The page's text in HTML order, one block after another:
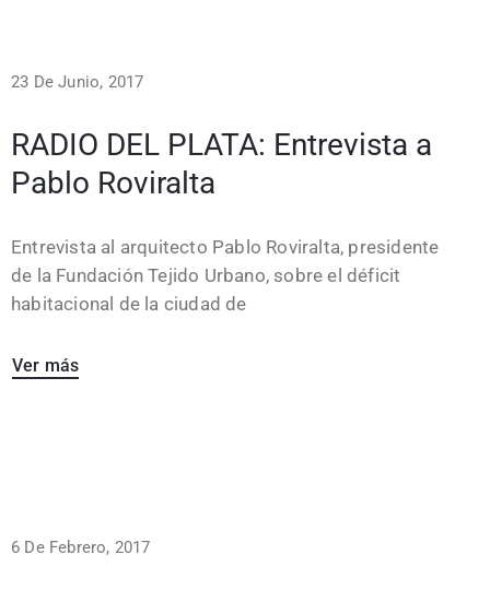
23 De Junio, 2017
RADIO DEL PLATA: Entrevista a
Pablo Roviralta
Entrevista al arquitecto Pablo Roviralta, presidente
de la Fundación Tejido Urbano, sobre el déficit
habitacional de la ciudad de
Ver más
6 De Febrero, 2017